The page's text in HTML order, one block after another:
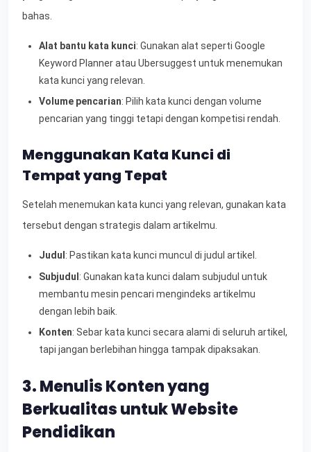
bahas.
Alat bantu kata kunci: Gunakan alat seperti Google
Keyword Planner atau Ubersuggest untuk menemukan
kata kunci yang relevan.
Volume pencarian: Pilih kata kunci dengan volume
pencarian yang tinggi tetapi dengan kompetisi rendah.
Menggunakan Kata Kunci di
Tempat yang Tepat
Setelah menemukan kata kunci yang relevan, gunakan kata
tersebut dengan strategis dalam artikelmu.
Judul : Pastikan kata kunci muncul di judul artikel.
Subjudul : Gunakan kata kunci dalam subjudul untuk
membantu mesin pencari mengindeks artikelmu
dengan lebih baik.
Konten: Sebar kata kunci secara alami di seluruh artikel,
tapi jangan berlebihan hingga tampak dipaksakan.
3. Menulis Konten yang
Berkualitas untuk Website
Pendidikan